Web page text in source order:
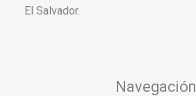
El Salvador.
Navegación